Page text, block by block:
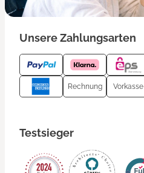
Unsere Zahlungsarten
Rechnung Vorkasse
Testsieger